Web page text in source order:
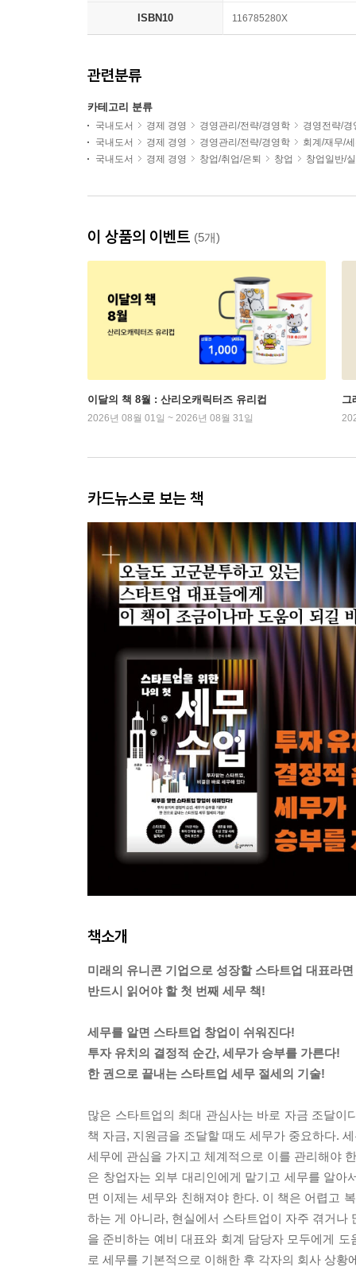
ISBN10 116785280X
관련분류
카테고리 분류
국내도서 경제 경영 경영관리/전략/경영학
경영전략/경
국내도서
경제 경영 경영관리/전략/경영학
회계/재무/
국내도서
경제 경영 창업/취업/은퇴 창업 창업일반/
이 상품의 이벤트 (5개)
이달의 책 8월 : 산리오캐릭터즈 유리컵
2026년 08월 01일 ~ 2026년 08월 31일
그
카드뉴스로 보는 책
책소개
미래의 유니콘 기업으로 성장할 스타트업 대표라면
반드시 읽어야 할 첫 번째 세무 책!
세무를 알면 스타트업 창업이 쉬워진다!
투자 유치의 결정적 순간, 세무가 승부를 가른다!
한 권으로 끝내는 스타트업 세무 절세의 기술!
많은 스타트업의 최대 관심사는 바로 자금 조달
책 자금, 지원금을 조달할 때도 세무가 중요하다.
세무에 관심을 가지고 체계적으로 이를 관리해야
은 창업자는 외부 대리인에게 맡기고 세무를 알
면 이제는 세무와 친해져야 한다. 이 책은 어렵고
하는 게 아니라, 현실에서 스타트업이 자주 겪거
을 준비하는 예비 대표와 회계 담당자 모두에게
로 세무를 기본적으로 이해한 후 각자의 회사 상황